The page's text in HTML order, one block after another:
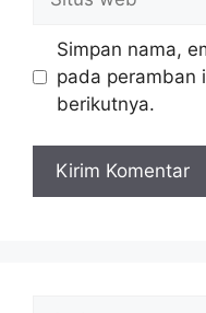
web
Simpan nama,
pada peramban
berikutnya.
Cari